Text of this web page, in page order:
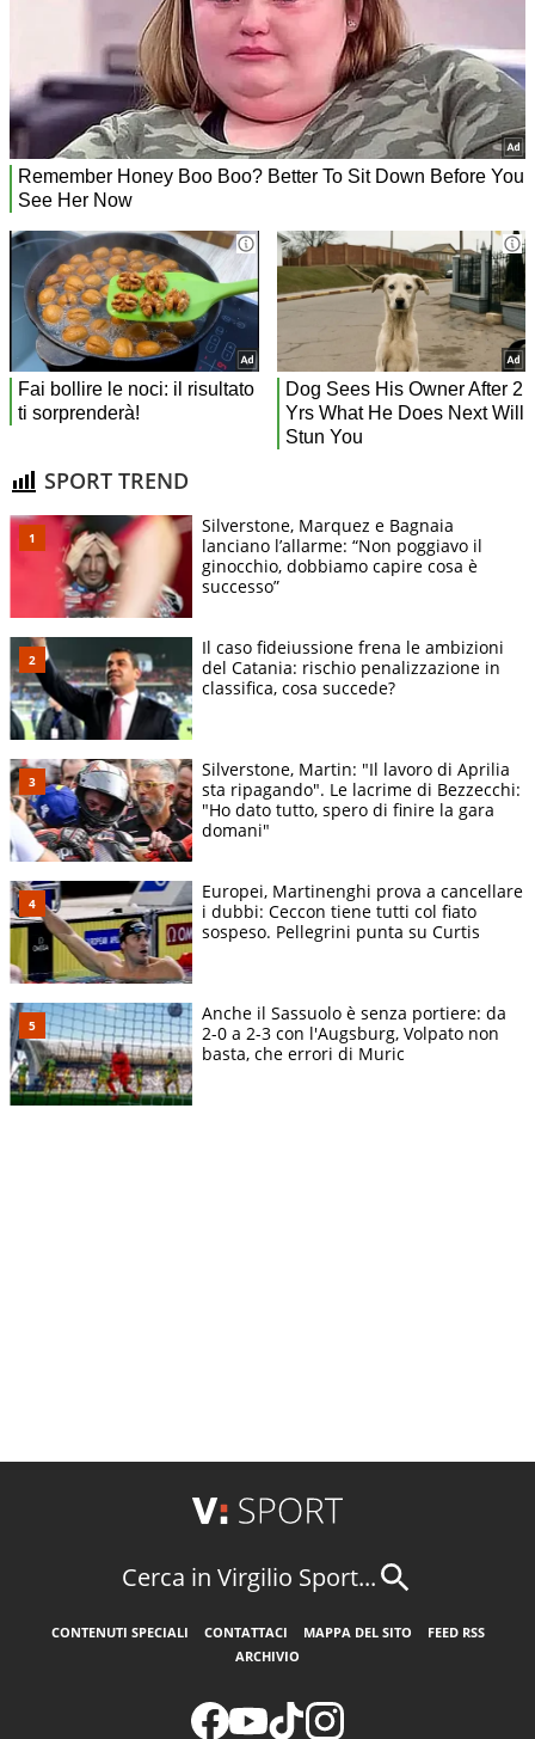
SPORT TREND
Silverstone, Marquez e Bagnaia
lanciano l’allarme: “Non poggiavo il
ginocchio, dobbiamo capire cosa è
successo”
Il caso fideiussione frena le ambizioni
del Catania: rischio penalizzazione in
classifica, cosa succede?
Silverstone, Martin: "Il lavoro di Aprilia
sta ripagando". Le lacrime di Bezzecchi:
"Ho dato tutto, spero di finire la gara
domani"
Europei, Martinenghi prova a cancellare
i dubbi: Ceccon tiene tutti col fiato
sospeso. Pellegrini punta su Curtis
Anche il Sassuolo è senza portiere: da
2-0 a 2-3 con l'Augsburg, Volpato non
basta, che errori di Muric
Cerca in Virgilio Sport...
CONTENUTI SPECIALI CONTATTACI MAPPA DEL SITO
FEED RSS
ARCHIVIO